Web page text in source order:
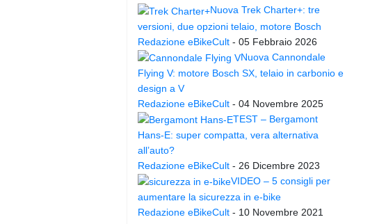
Nuova Trek Charter+: tre
versioni, due opzioni telaio, motore Bosch
Redazione eBikeCult - 05 Febbraio 2026
Nuova Cannondale
Flying V: motore Bosch SX, telaio in carbonio e
design a V
Redazione eBikeCult - 04 Novembre 2025
TEST – Bergamont
Hans-E: super compatta, vera alternativa
all’auto?
Redazione eBikeCult - 26 Dicembre 2023
VIDEO – 5 consigli per
aumentare la sicurezza in e-bike
Redazione eBikeCult - 10 Novembre 2021